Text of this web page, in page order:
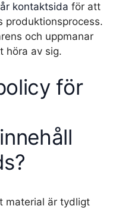
kontaktsida för att
produktionsprocess.
och uppmanar
höra av sig.
för
material är tydligt